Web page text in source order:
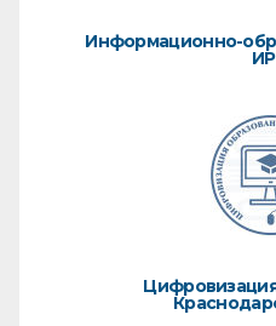
Информационно-